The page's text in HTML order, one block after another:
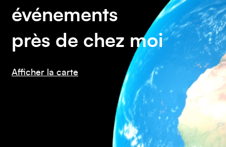
événements
près de chez moi
Afficher la carte
Caraïbes